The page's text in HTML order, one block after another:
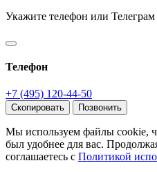
Укажите телефон или Телеграм
Телефон
+7 (495) 120-44-50
Скопировать Позвонить
Мы используем файлы cookie,
был удобнее для вас.
соглашаетесь с Политикой